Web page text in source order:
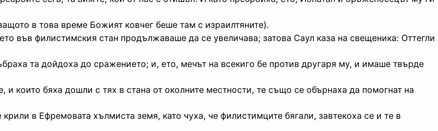
в това време Божият ковчег беше там с израилтяните).
във филистимския стан продължаваше да се увеличава; затова Саул каза на свещеника: Оттегли
та дойдоха до сражението; и, ето, мечът на всекиго бе против другаря му, и имаше твърде
които бяха дошли с тях в стана от околните местности, те също се обърнаха да помогнат на
в Ефремовата хълмиста земя, като чуха, че филистимците бягали, завтекоха се и те в